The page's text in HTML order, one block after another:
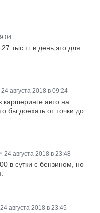
тыс тг в день,это для
24 августа 2018 в 09:24
каршеринге авто на
бы доехать от точки до
• 24 августа 2018 в 23:48
в сутки с бензином, но
24 августа 2018 в 23:45